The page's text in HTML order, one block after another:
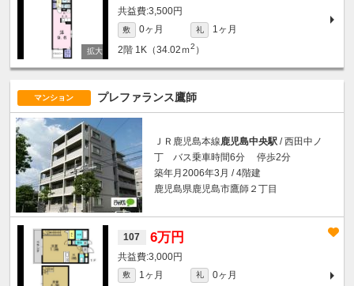
3,500円
敷 0ヶ月 礼
1ヶ月
2階 1K（34.02ｍ2 ）
マンション プレファランス鷹師
ＪＲ鹿児島本線鹿児島中央駅 / 西田中ノ
丁 バス乗車時間6分 停歩2分
築年月2006年3月 / 4階建
鹿児島県鹿児島市鷹師２丁目
107 6万円
3,000円
敷 1ヶ月 礼
0ヶ月